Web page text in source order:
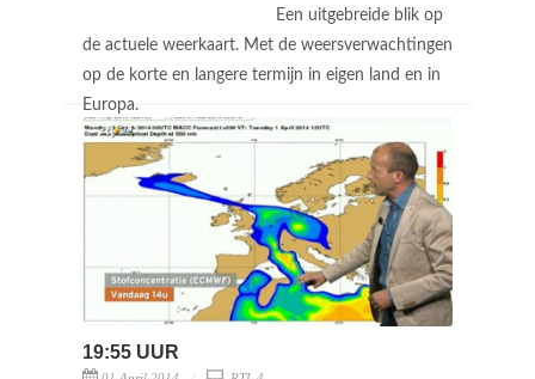
Een uitgebreide blik op
de actuele weerkaart. Met de weersverwachtingen
op de korte en langere termijn in eigen land en in
Europa.
19:55 UUR